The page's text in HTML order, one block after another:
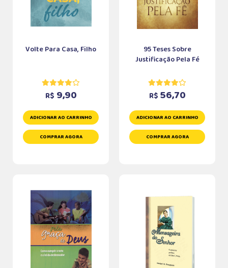
Volte Para Casa, Filho
R$ 9,90
ADICIONAR AO CARRINHO
COMPRAR AGORA
95 Teses Sobre
Justificação Pela Fé
R$ 56,70
ADICIONAR AO CARRINHO
COMPRAR AGORA